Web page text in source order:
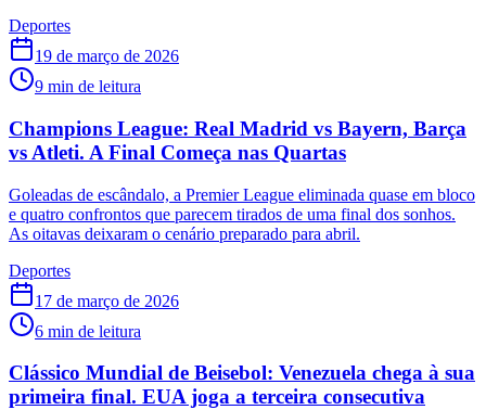
Deportes
19 de março de 2026
9 min de leitura
Champions League: Real Madrid vs Bayern, Barça
vs Atleti. A Final Começa nas Quartas
Goleadas de escândalo, a Premier League eliminada quase em bloco
e quatro confrontos que parecem tirados de uma final dos sonhos.
As oitavas deixaram o cenário preparado para abril.
Deportes
17 de março de 2026
6 min de leitura
Clássico Mundial de Beisebol: Venezuela chega à sua
primeira final. EUA joga a terceira consecutiva